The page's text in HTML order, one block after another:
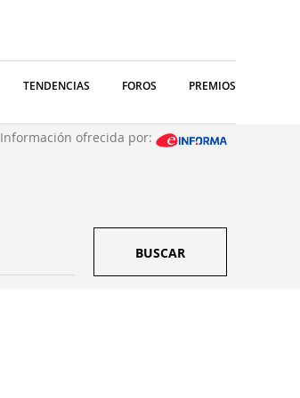
TENDENCIAS FOROS PREMIOS
Información ofrecida por:
BUSCAR